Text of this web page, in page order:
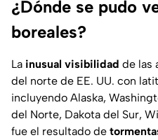
¿Dónde se pudo
boreales?
La inusual visibilidad de las
del norte de EE. UU. con
incluyendo Alaska,
del Norte, Dakota del Sur,
fue el resultado de